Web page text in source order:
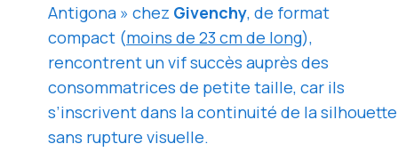
Antigona » chez Givenchy, de format
compact (moins de 23 cm de long),
rencontrent un vif succès auprès des
consommatrices de petite taille, car ils
s’inscrivent dans la continuité de la silhouette
sans rupture visuelle.